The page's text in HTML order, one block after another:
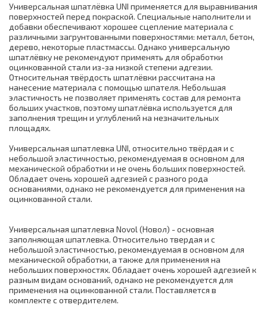
Универсальная шпатлёвка UNI применяется для выравнивания
поверхностей перед покраской. Специальные наполнители и
добавки обеспечивают хорошее сцепление материала с
различными загрунтованными поверхностями: металл, бетон,
дерево, некоторые пластмассы. Однако универсальную
шпатлёвку не рекомендуют применять для обработки
оцинкованной стали из-за низкой степени адгезии.
Относительная твёрдость шпатлёвки рассчитана на
нанесение материала с помощью шпателя. Небольшая
эластичность не позволяет применять состав для ремонта
больших участков, поэтому шпатлёвка используется для
заполнения трещин и углублений на незначительных
площадях.
Универсальная шпатлевка UNI, относительно твёрдая и с
небольшой эластичностью, рекомендуемая в основном для
механической обработки и не очень больших поверхностей.
Обладает очень хорошей адгезией с разного рода
основаниями, однако не рекомендуется для применения на
оцинкованной стали.
Универсальная шпатлевка Novol (Новол) - основная
заполняющая шпатлевка. Относительно твердая и с
небольшой эластичностью, рекомендуемая в основном для
механической обработки, а также для применения на
небольших поверхностях. Обладает очень хорошей адгезией к
разным видам оснований, однако не рекомендуется для
применения на оцинкованной стали. Поставляется в
комплекте с отвердителем.